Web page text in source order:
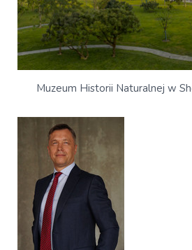
Muzeum Historii Naturalnej w